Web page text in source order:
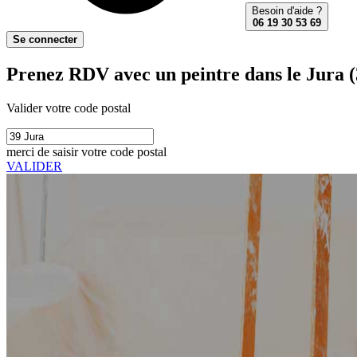
Besoin d'aide ?
06 19 30 53 69
Se connecter
Prenez RDV avec un peintre dans le Jura
Valider votre code postal
merci de saisir votre code postal
VALIDER